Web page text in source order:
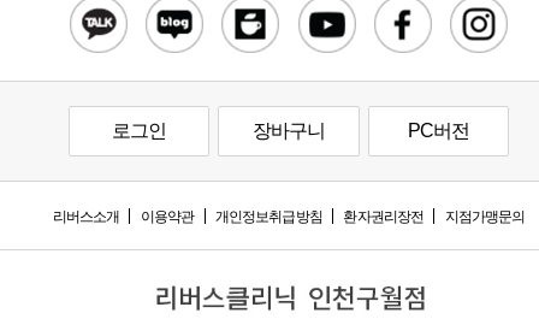
로그인 장바구니 PC버전
리버스소개 이용약관 개인정보취급방침 환자권리장전 지점가맹문의